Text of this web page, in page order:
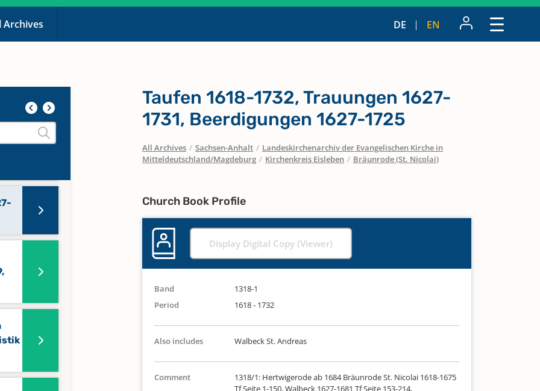
Archives DE EN
Taufen 1618-1732, Trauungen 1627-
1731, Beerdigungen 1627-1725
All Archives / Sachsen-Anhalt / Landeskirchenarchiv der Evangelischen Kirche in
Mitteldeutschland/Magdeburg / Kirchenkreis Eisleben / Bräunrode (St. Nicolai)
Church Book Profile
Display Digital Copy (Viewer)
Band
1318-1
Period
1618 - 1732
Also includes Walbeck St. Andreas
Comment
1318/1: Hertwigerode ab 1684 Bräunrode St. Nicolai 1618-1675
Tf Seite 1-150, Walbeck 1627-1681 Tf Seite 153-214,